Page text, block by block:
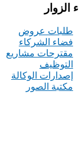
الزوار
طلبات عروض
فضاء الشركاء
مقترحات مشاريع
التوظيف
إصدارات الوكالة
مكتبة الصور